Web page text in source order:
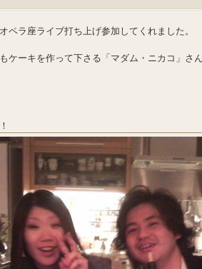
ペラ座ライブ打ち上げ参加してくれました。
ケーキを作って下さる「マダム・ニカコ」さ